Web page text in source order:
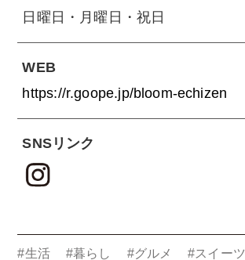
日曜日・月曜日・祝日
WEB
https://r.goope.jp/bloom-echizen
SNSリンク
#生活 #暮らし #グルメ #スイーツ